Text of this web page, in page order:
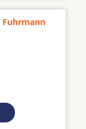
Fuhrmann